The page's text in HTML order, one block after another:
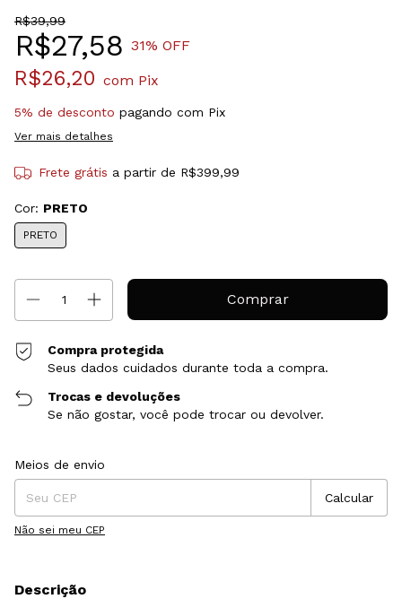
R$39,99
R$27,58 31% OFF
R$26,20 com Pix
5% de desconto pagando com Pix
Ver mais detalhes
Frete grátis a partir de R$399,99
Cor: PRETO
PRETO
Compra protegida
Seus dados cuidados durante toda a compra.
Trocas e devoluções
Se não gostar, você pode trocar ou devolver.
Entregas para o CEP:
Meios de envio
Calcular
Não sei meu CEP
Descrição